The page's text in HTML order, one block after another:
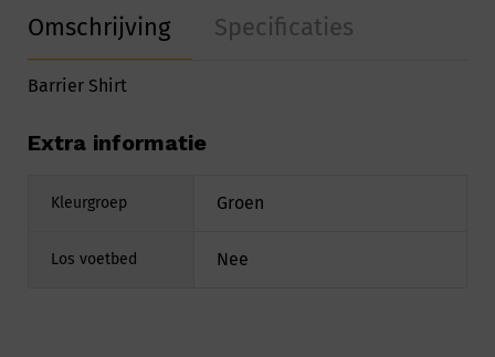
Omschrijving Specificaties
Barrier Shirt
Extra informatie
Kleurgroep Groen
Los voetbed Nee